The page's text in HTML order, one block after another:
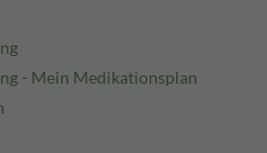
- Mein Medikationsplan